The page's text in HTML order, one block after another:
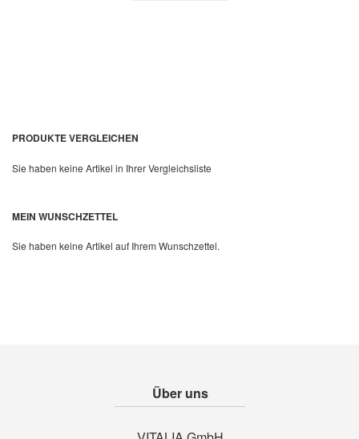
Quickview
PRODUKTE VERGLEICHEN
Sie haben keine Artikel in Ihrer Vergleichsliste
MEIN WUNSCHZETTEL
Sie haben keine Artikel auf Ihrem Wunschzettel.
Über uns